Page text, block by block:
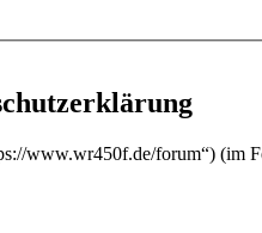
www.wr450f.de/forum“) (im